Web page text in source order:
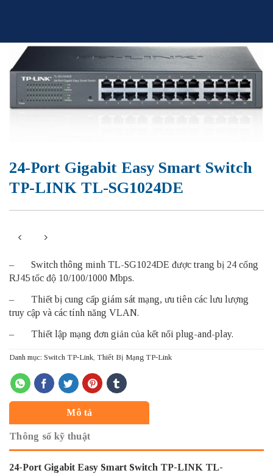
24-Port Gigabit Easy Smart Switch
TP-LINK TL-SG1024DE
– Switch thông minh TL-SG1024DE được trang bị 24 cổng
RJ45 tốc độ 10/100/1000 Mbps.
– Thiết bị cung cấp giám sát mạng, ưu tiên các lưu lượng
truy cập và các tính năng VLAN.
– Thiết lập mạng đơn giản của kết nối plug-and-play.
Danh mục: Switch TP-Link Thiết Bị Mạng TP-Link
Mô tả
Thông số kỹ thuật
24-Port Gigabit Easy Smart Switch TP-LINK TL-